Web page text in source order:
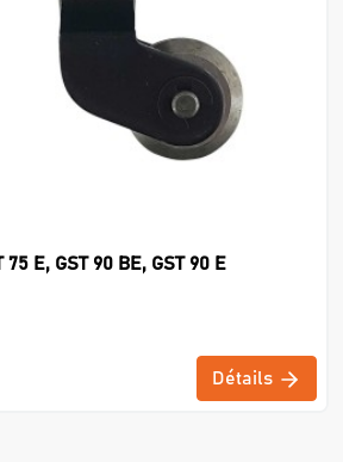
E, GST 90 BE, GST 90 E
Détails